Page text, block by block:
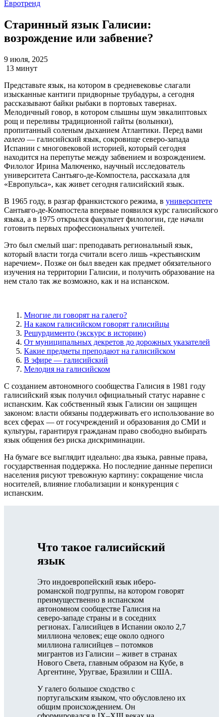
Евротренд
Старинный язык Галисии:
возрождение или забвение?
9 июля, 2025
13 минут
Представьте язык, на котором в средневековье слагали
изысканные кантиги придворные трубадуры, а сегодня
рассказывают байки рыбаки в портовых тавернах.
Мелодичный говор, в котором слышны шум эвкалиптовых
рощ и переливы традиционной гайты (волынки),
пропитанный соленым дыханием Атлантики. Перед вами
галего — галисийский язык, сокровище северо-запада
Испании с многовековой историей, который сегодня
находится на перепутье между забвением и возрождением.
Филолог Ирина Малюченко, научный исследователь
университета Сантьяго-де-Компостела, рассказала для
«Европульса», как живет сегодня галисийский язык.
В 1965 году, в разгар франкистского режима, в университете
Сантьяго-де-Компостела впервые появился курс галисийского
языка, а в 1975 открылся факультет филологии, где начали
готовить первых профессиональных учителей.
Это был смелый шаг: преподавать региональный язык,
который власти тогда считали всего лишь «крестьянским
наречием». Позже он был введен как предмет обязательного
изучения на территории Галисии, и получить образование на
нем стало так же возможно, как и на испанском.
Многие ли говорят на галего?
На каком галисийском говорят галисийцы
Решурдименто (экскурс в историю)
От муниципальных декретов до дорожных указателей
Какие предметы преподают на галисийском
В эфире — галисийский
Мелодия на галисийском
С созданием автономного сообщества Галисия в 1981 году
галисийский язык получил официальный статус наравне с
испанским. Как собственный язык Галисии он защищен
законом: власти обязаны поддерживать его использование во
всех сферах — от госучреждений и образования до СМИ и
культуры, гарантируя гражданам право свободно выбирать
язык общения без риска дискриминации.
На бумаге все выглядит идеально: два языка, равные права,
государственная поддержка. Но последние данные переписи
населения рисуют тревожную картину: сокращение числа
носителей, влияние глобализации и конкуренция с
испанским.
Что такое галисийский
язык
Это индоевропейский язык иберо-
романской подгруппы, на котором говорят
преимущественно в испанском
автономном сообществе Галисия на
северо-западе страны и в соседних
регионах. Галисийцев в Испании около 2,7
миллиона человек; еще около одного
миллиона галисийцев – потомков
мигрантов из Галисии – живет в странах
Нового Света, главным образом на Кубе, в
Аргентине, Уругвае, Бразилии и США.
У галего большое сходство с
португальским языком, что обусловлено их
общим происхождением. Он